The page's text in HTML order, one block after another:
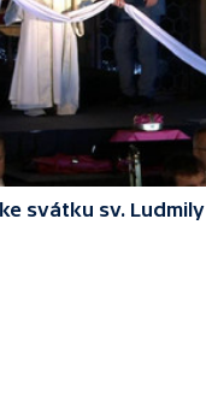
svátku sv. Ludmily